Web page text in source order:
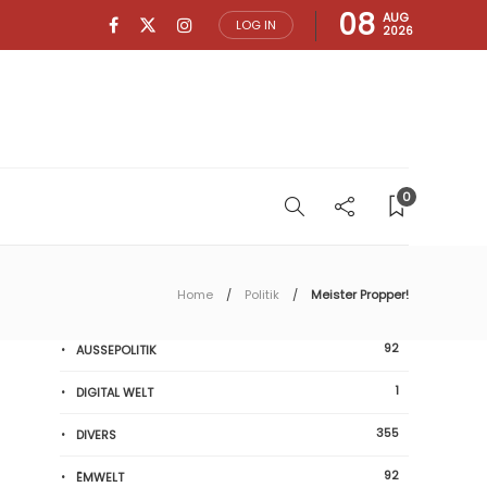
LOG IN 08 AUG
2026
0
Home Politik Meister Propper!
AUSSEPOLITIK 92
DIGITAL WELT 1
DIVERS 355
ËMWELT 92